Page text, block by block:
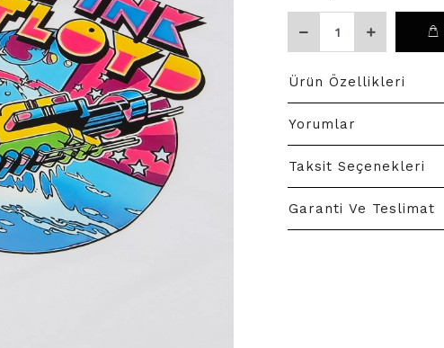
Ürün Özellikleri
Yorumlar
Taksit Seçenekleri
Garanti Ve Teslimat